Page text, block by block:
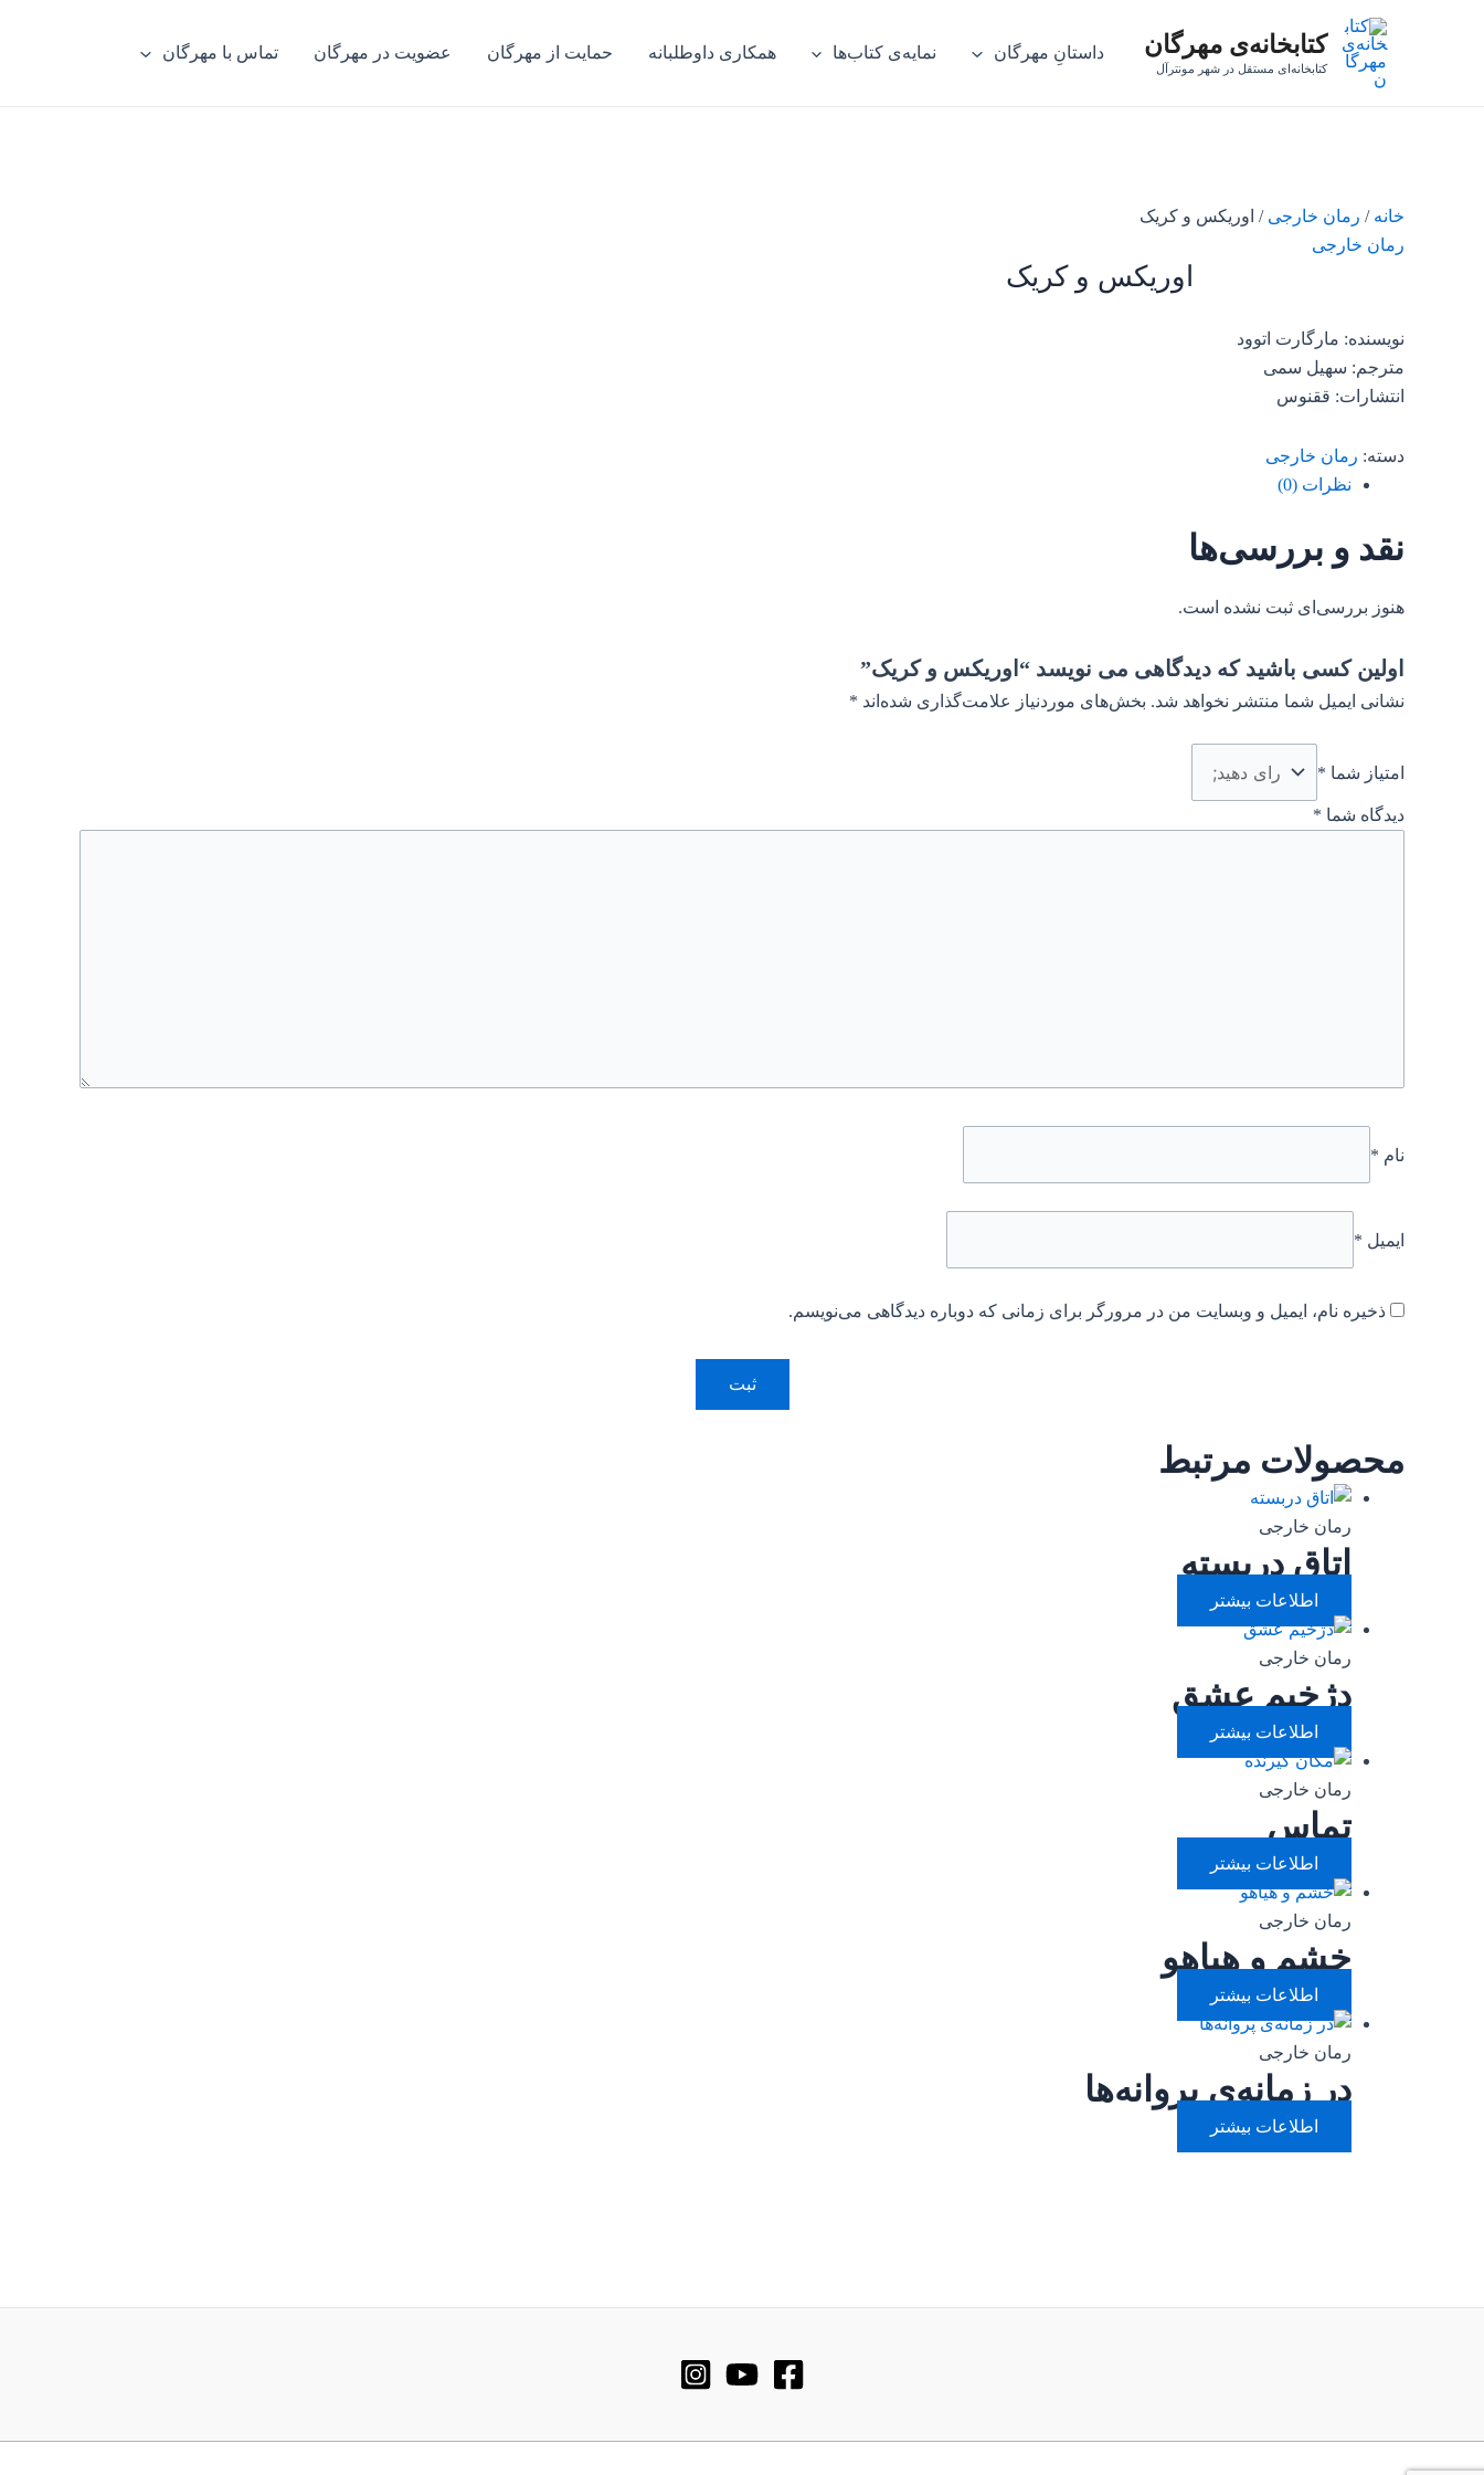
کتابخانه‌ی مهرگان
کتابخانه‌ای مستقل در شهر مونترآل
داستانِ مهرگان نمایه‌ی کتاب‌ها همکاری داوطلبانه حمایت از مهرگان عضویت در مهرگان تماس با مهرگان
خانه / رمان خارجی / اوریکس و کریک
رمان خارجی
اوریکس و کریک
نویسنده: مارگارت اتوود
مترجم: سهیل سمی
انتشارات: ققنوس
دسته: رمان خارجی
نظرات (0)
نقد و بررسی‌ها
هنوز بررسی‌ای ثبت نشده است.
اولین کسی باشید که دیدگاهی می نویسد “اوریکس و کریک”
نشانی ایمیل شما منتشر نخواهد شد. بخش‌های موردنیاز علامت‌گذاری شده‌اند *
امتیاز شما *
دیدگاه شما *
نام *
ایمیل *
ذخیره نام، ایمیل و وبسایت من در مرورگر برای زمانی که دوباره دیدگاهی می‌نویسم.
محصولات مرتبط
رمان خارجی
اتاق دربسته
اطلاعات بیشتر
رمان خارجی
دژخیم عشق
اطلاعات بیشتر
رمان خارجی
تماس
اطلاعات بیشتر
رمان خارجی
خشم و هیاهو
اطلاعات بیشتر
رمان خارجی
در زمانه‌ی پروانه‌ها
اطلاعات بیشتر